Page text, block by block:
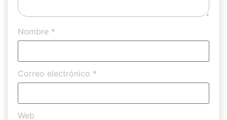
Nombre *
Correo electrónico *
Web